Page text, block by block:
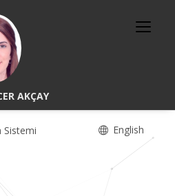
AKÇAY
Sistemi English